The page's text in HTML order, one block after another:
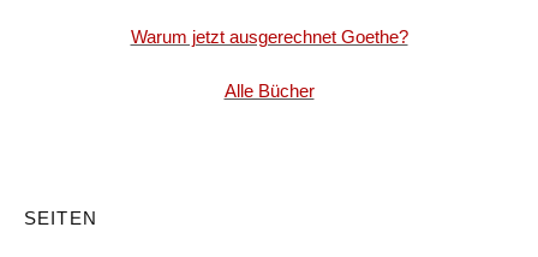
Warum jetzt ausgerechnet Goethe?
Alle Bücher
SEITEN